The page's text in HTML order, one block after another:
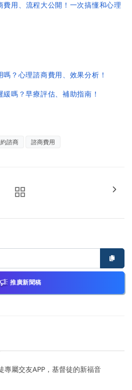
費用、流程大公開！一次搞懂和心理
？心理諮商費用、效果分析！
嗎？早療評估、補助指南！
諮商 諮商費用
推廣新聞稿
專屬交友APP，基督徒的新福音